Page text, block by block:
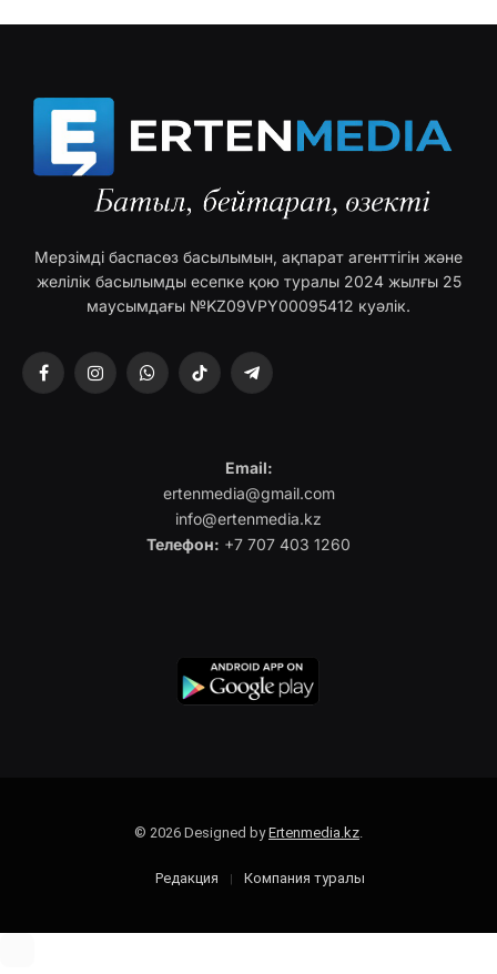
Мерзімді баспасөз басылымын, ақпарат агенттігін және
желілік басылымды есепке қою туралы 2024 жылғы 25
маусымдағы №KZ09VPY00095412 куәлік.
FacebookInstagramWhatsAppTikTok Telegram
Email:
ertenmedia@gmail.com
info@ertenmedia.kz
Телефон: +7 707 403 1260
© 2026 Designed byErtenmedia.kz.
Редакция Компания туралы